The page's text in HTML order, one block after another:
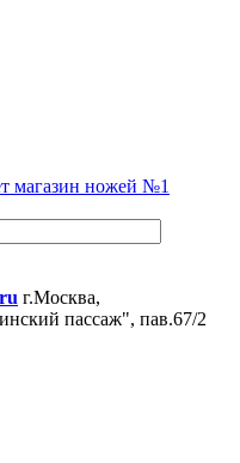
магазин ножей №1
г.Москва,
пассаж", пав.67/2